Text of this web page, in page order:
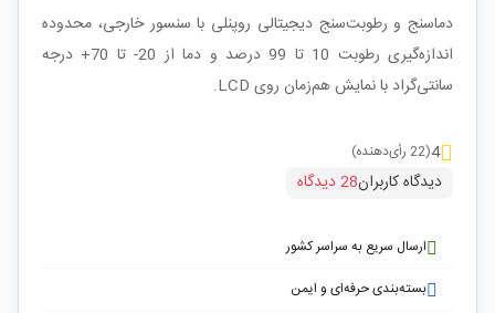
دماسنج و رطوبت‌سنج دیجیتالی روپنلی با سنسور خارجی، محدوده
اندازه‌گیری رطوبت 10 تا 99 درصد و دما از 20- تا 70+ درجه
سانتی‌گراد با نمایش هم‌زمان روی LCD.
4(22 رأی‌دهنده)
دیدگاه کاربران28 دیدگاه
ارسال سریع به سراسر کشور
بسته‌بندی حرفه‌ای و ایمن